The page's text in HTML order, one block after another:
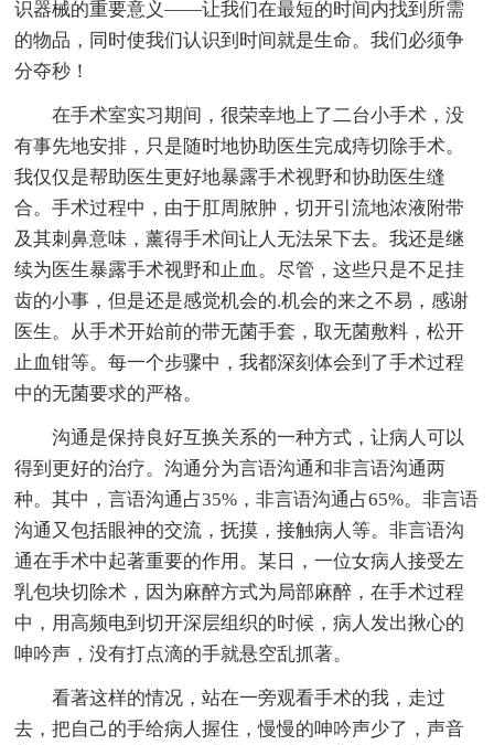
识器械的重要意义——让我们在最短的时间内找到所需
的物品，同时使我们认识到时间就是生命。我们必须争
分夺秒！
在手术室实习期间，很荣幸地上了二台小手术，没
有事先地安排，只是随时地协助医生完成痔切除手术。
我仅仅是帮助医生更好地暴露手术视野和协助医生缝
合。手术过程中，由于肛周脓肿，切开引流地浓液附带
及其刺鼻意味，薰得手术间让人无法呆下去。我还是继
续为医生暴露手术视野和止血。尽管，这些只是不足挂
齿的小事，但是还是感觉机会的.机会的来之不易，感谢
医生。从手术开始前的带无菌手套，取无菌敷料，松开
止血钳等。每一个步骤中，我都深刻体会到了手术过程
中的无菌要求的严格。
沟通是保持良好互换关系的一种方式，让病人可以
得到更好的治疗。沟通分为言语沟通和非言语沟通两
种。其中，言语沟通占35%，非言语沟通占65%。非言语
沟通又包括眼神的交流，抚摸，接触病人等。非言语沟
通在手术中起著重要的作用。某日，一位女病人接受左
乳包块切除术，因为麻醉方式为局部麻醉，在手术过程
中，用高频电到切开深层组织的时候，病人发出揪心的
呻吟声，没有打点滴的手就悬空乱抓著。
看著这样的情况，站在一旁观看手术的我，走过
去，把自己的手给病人握住，慢慢的呻吟声少了，声音